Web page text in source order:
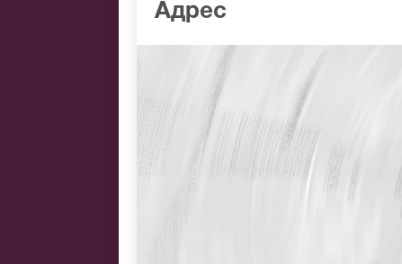
Адрес